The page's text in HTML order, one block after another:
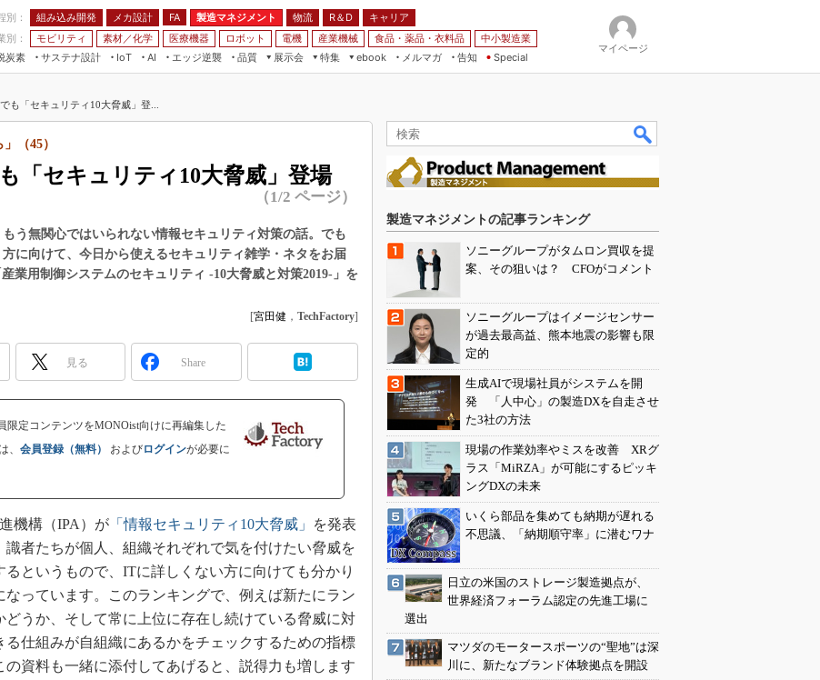
別： 組み込み開発 メカ設計 FA 製造マネジメント 物流 R＆D
キャリア
別：
モビリティ 素材／化学 医療機器 ロボット 電機 産業機械 食品・薬品・衣料品
中小製造業
炭素
サステナ設計
IoT
AI
全
AI
エッジ逆襲 品質
展示会
JIMTOF
IIFES
ジャパンモビリティショー
TECHNO-FRONTIER
EdgeTech+
日本ものづくりワールド
AUTOMOTIVE WORLD
産業オープンネット展
特集
つながるクルマ
組み込み画像技術
組み込みモデリング
ISO26262
無償設計ツール
デジタルツインとCAE
インダストリー4.0
イノベーション
製造業ビッグデータ
メイドインジャパン
植物工場
知財マネジメント
海外生産
ebook
メルマガ
告知 Special
マイページ
も「セキュリティ10大脅威」登...
「セキュリティ10大脅威」登場
（45）
（1/2 ページ）
う無関心ではいられない情報セキュリティ対策の話。でも
に向けて、今日から使えるセキュリティ雑学・ネタをお届
業用制御システムのセキュリティ -10大脅威と対策2019-」を
[宮田健 ， TechFactory]
見る Share
限定コンテンツをMONOist向けに再編集した
、 会員登録（無料） およびログインが必要に
機構（IPA）が 「情報セキュリティ10大脅威」
を発表
者たちが個人、組織それぞれで気を付けたい脅威を
というもので、ITに詳しくない方に向けても分かり
っています。このランキングで、例えば新たにラン
うか、そして常に上位に存在し続けている脅威に対
る仕組みが自組織にあるかをチェックするための指標
資料も一緒に添付してあげると、説得力も増します
製造マネジメントの記事ランキング
ソニーグループがタムロン買収を提
案、その狙いは？ CFOがコメント
ソニーグループはイメージセンサー
が過去最高益、熊本地震の影響も限
定的
生成AIで現場社員がシステムを開
発 「人中心」の製造DXを自走させ
た3社の方法
現場の作業効率やミスを改善 XRグ
ラス「MiRZA」が可能にするピッキ
ングDXの未来
いくら部品を集めても納期が遅れる
不思議、「納期順守率」に潜むワナ
日立の米国のストレージ製造拠点が、
世界経済フォーラム認定の先進工場に
選出
マツダのモータースポーツの“聖地”は深
川に、新たなブランド体験拠点を開設